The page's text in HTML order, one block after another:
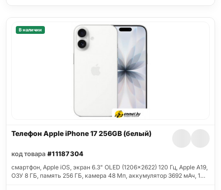
В наличии
Телефон Apple iPhone 17 256GB (белый)
код товара #11187304
смартфон, Apple iOS, экран 6.3" OLED (1206x2622) 120 Гц, Apple A19,
ОЗУ 8 ГБ, память 256 ГБ, камера 48 Мп, аккумулятор 3692 мАч, 1…